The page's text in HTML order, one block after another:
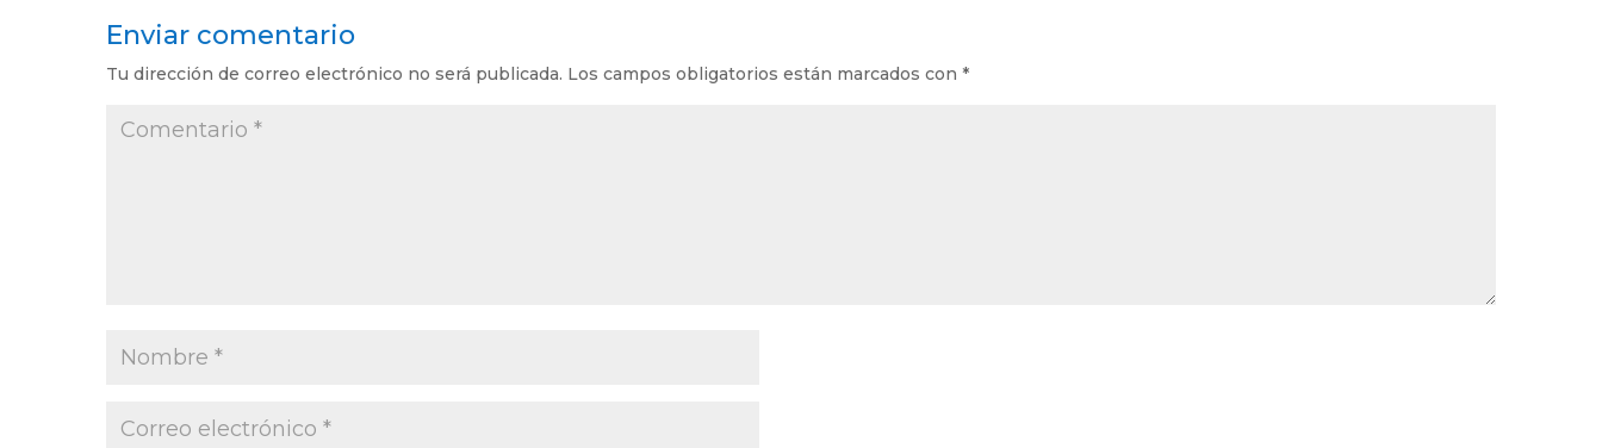
Enviar comentario
Tu dirección de correo electrónico no será publicada. Los campos obligatorios están marcados con *